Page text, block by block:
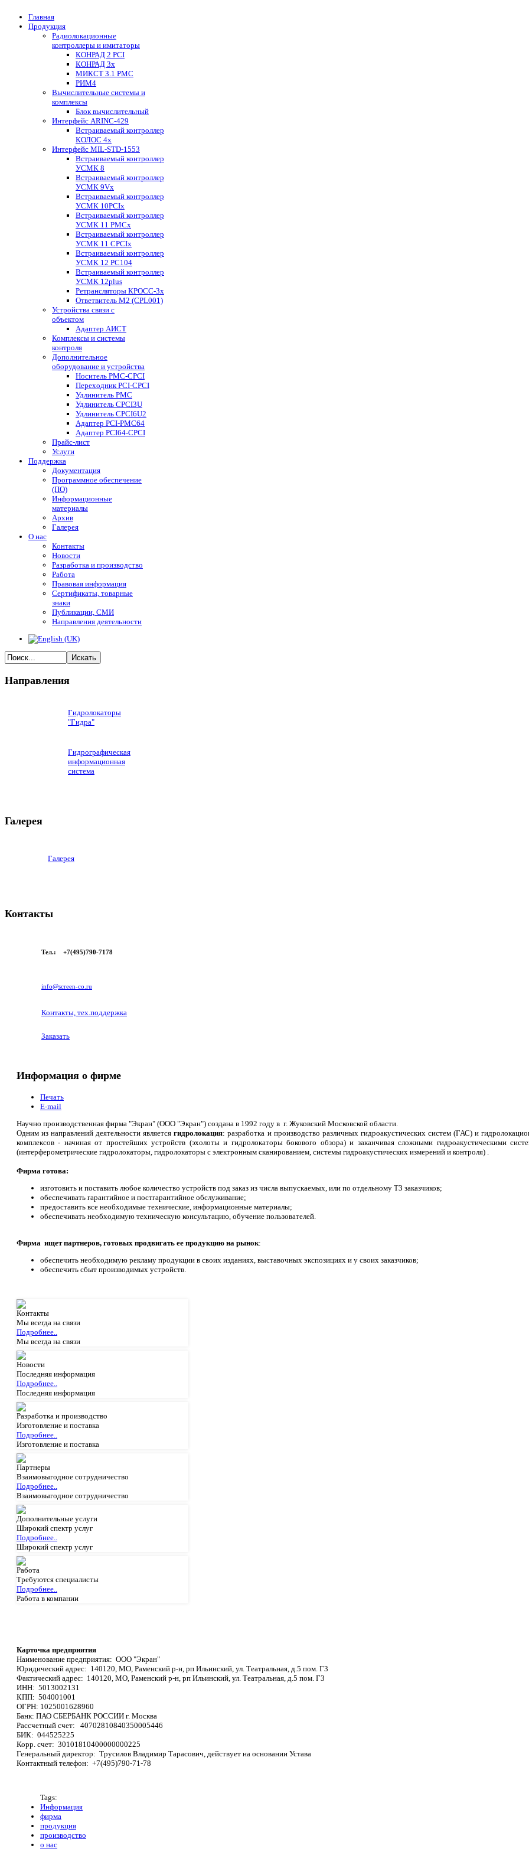
Главная
Продукция
Радиолокационные
контроллеры и имитаторы
КОНРАД 2 PCI
КОНРАД 3x
МИКСТ 3.1 PMC
РИМ4
Вычислительные системы и
комплексы
Блок вычислительный
Интерфейс ARINC-429
Встраиваемый контроллер
КОЛОС 4x
Интерфейс MIL-STD-1553
Встраиваемый контроллер
УСМК 8
Встраиваемый контроллер
УСМК 9Vx
Встраиваемый контроллер
УСМК 10PCIx
Встраиваемый контроллер
УСМК 11 PMCx
Встраиваемый контроллер
УСМК 11 CPCIx
Встраиваемый контроллер
УСМК 12 PC104
Встраиваемый контроллер
УСМК 12plus
Ретрансляторы КРОСС-3x
Ответвитель М2 (CPL001)
Устройства связи с
объектом
Адаптер АИСТ
Комплексы и системы
контроля
Дополнительное
оборудование и устройства
Носитель PMC-CPCI
Переходник PCI-CPCI
Удлинитель PMC
Удлинитель CPCI3U
Удлинитель CPCI6U2
Адаптер PCI-PMC64
Адаптер PCI64-CPCI
Прайс-лист
Услуги
Поддержка
Документация
Программное обеспечение
(ПО)
Информационные
материалы
Архив
Галерея
О нас
Контакты
Новости
Разработка и производство
Работа
Правовая информация
Сертификаты, товарные
знаки
Публикации, СМИ
Направления деятельности
Искать
Направления
Гидролокаторы
"Гидра"
Гидрографическая
информационная
система
Галерея
Галерея
Контакты
Тел.: +7(495)790-7178
info@screen-co.ru
Контакты, тех.поддержка
Заказать
Информация о фирме
Печать
E-mail
Научно производственная фирма "Экран" (ООО "Экран") создана в 1992 году в г. Жуковский Московской области.
Одним из направлений деятельности являетсягидролокация: разработка и производство различных гидроакустических систем (ГАС) и
комплексов - начиная от простейших устройств (эхолоты и гидролокаторы бокового обзора) и заканчивая сложными гидроакустическими
(интерферометрические гидролокаторы, гидролокаторы с электронным сканированием, системы гидроакустических измерений и контроля) .
Фирма готова:
изготовить и поставить любое количество устройств под заказ из числа выпускаемых, или по отдельному ТЗ заказчиков;
обеспечивать гарантийное и постгарантийное обслуживание;
предоставить все необходимые технические, информационные материалы;
обеспечивать необходимую техническую консультацию, обучение пользователей.
Фирма ищет партнеров, готовых продвигать ее продукцию на рынок:
обеспечить необходимую рекламу продукции в своих изданиях, выставочных экспозициях и у своих заказчиков;
обеспечить сбыт производимых устройств.
Контакты
Мы всегда на связи
Подробнее..
Мы всегда на связи
Новости
Последняя информация
Подробнее..
Последняя информация
Разработка и производство
Изготовление и поставка
Подробнее..
Изготовление и поставка
Партнеры
Взаимовыгодное сотрудничество
Подробнее..
Взаимовыгодное сотрудничество
Дополнительные услуги
Широкий спектр услуг
Подробнее..
Широкий спектр услуг
Работа
Требуются специалисты
Подробнее..
Работа в компании
Карточка предприятия
Наименование предприятия: ООО "Экран"
Юридический адрес: 140120, МО, Раменский р-н, рп Ильинский, ул. Театральная, д.5 пом. Г3
Фактический адрес: 140120, МО, Раменский р-н, рп Ильинский, ул. Театральная, д.5 пом. Г3
ИНН: 5013002131
КПП: 504001001
ОГРН: 1025001628960
Банк: ПАО СБЕРБАНК РОCСИИ г. Москва
Рассчетный счет: 40702810840350005446
БИК: 044525225
Корр. cчет: 30101810400000000225
Генеральный директор: Трусилов Владимир Тарасович, действует на основании Устава
Контактный телефон: +7(495)790-71-78
Tags:
Информация
фирма
продукция
производство
о нас